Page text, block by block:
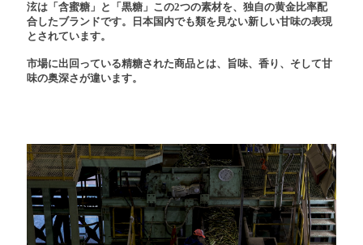
泫は「含蜜糖」と「黒糖」この2つの素材を、独自の黄金比率配
合したブランドです。日本国内でも類を見ない新しい甘味の表現
とされています。
市場に出回っている精糖された商品とは、旨味、香り、そして甘
味の奥深さが違います。